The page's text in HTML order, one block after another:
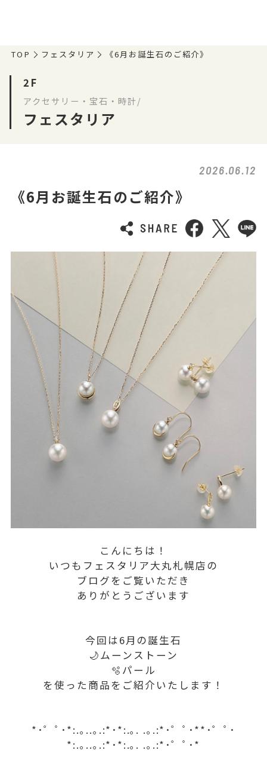
TOP フェスタリア 《6月お誕生石のご紹介》
2F
アクセサリー・宝石・時計/
フェスタリア
2026.06.12
《6月お誕生石のご紹介》
こんにちは！
いつもフェスタリア大丸札幌店の
ブログをご覧いただき
ありがとうございます
今回は6月の誕生石
🌙ムーンストーン
🫧パール
を使った商品をご紹介いたします！
*･゜ﾟ･*:.｡..｡.:*･*:.｡. .｡.:*･゜ﾟ･**･゜ﾟ･
*:.｡..｡.:*･*:.｡. .｡.:*･゜ﾟ･*